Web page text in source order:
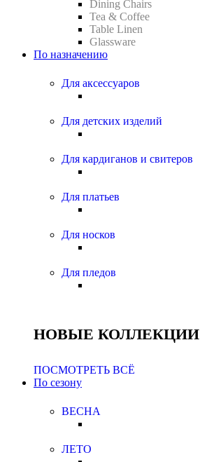
Dining Chairs
Tea & Coffee
Table Linen
Glassware
По назначению
Для аксессуаров
Для детских изделий
Для кардиганов и свитеров
Для платьев
Для носков
Для пледов
НОВЫЕ КОЛЛЕКЦИИ
ПОСМОТРЕТЬ ВСЁ
По сезону
ВЕСНА
ЛЕТО